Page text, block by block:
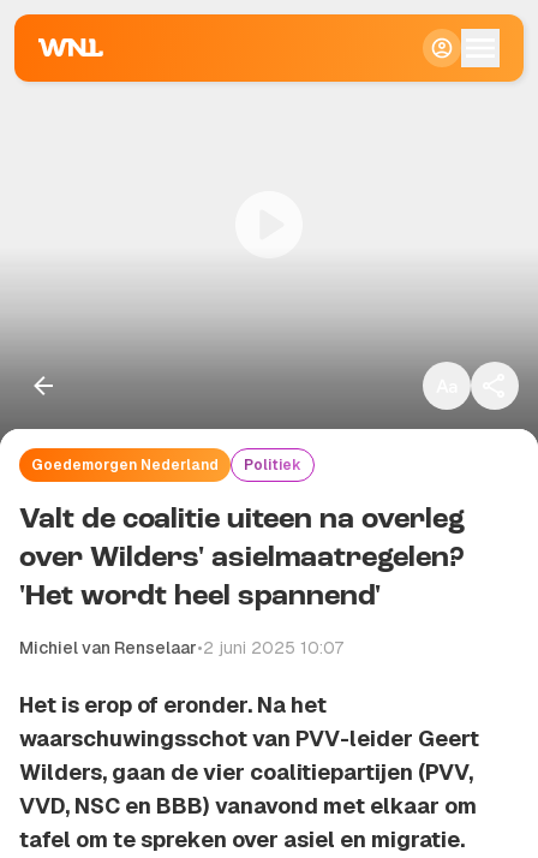
Goedemorgen Nederland Politiek
Valt de coalitie uiteen na overleg
over Wilders' asielmaatregelen?
'Het wordt heel spannend'
Michiel van Renselaar•2 juni 2025 10:07
Het is erop of eronder. Na het
waarschuwingsschot van PVV-leider Geert
Wilders, gaan de vier coalitiepartijen (PVV,
VVD, NSC en BBB) vanavond met elkaar om
tafel om te spreken over asiel en migratie.